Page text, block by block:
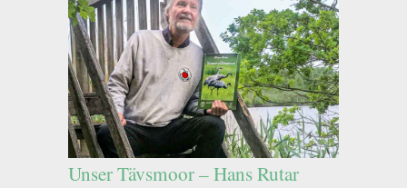
Unser Tävsmoor – Hans Rutar